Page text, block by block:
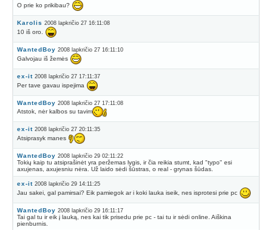
O prie ko prikibau?
Karolis 2008 lapkričio 27 16:11:08
10 iš oro.
WantedBoy 2008 lapkričio 27 16:11:10
Galvojau iš žemės
ex-it 2008 lapkričio 27 17:11:37
Per tave gavau ispejima
WantedBoy 2008 lapkričio 27 17:11:08
Atstok, nėr kalbos su tavim
ex-it 2008 lapkričio 27 20:11:35
Atsiprasyk manes
WantedBoy 2008 lapkričio 29 02:11:22
Tokių kaip tu atsiprašinėt yra peržemas lygis, ir čia reikia stumt, kad "typo" esi
axujenas, axujesniu nėra. Už laido sėdi šūstras, o real - grynas šūdas.
ex-it 2008 lapkričio 29 14:11:25
Jau sakei, gal pamirsai? Eik pamiegok ar i koki lauka iseik, nes isprotesi prie pc
WantedBoy 2008 lapkričio 29 16:11:17
Tai gal tu ir eik į lauką, nes kai tik prisedu prie pc - tai tu ir sėdi online. Aiškina
pienburnis.